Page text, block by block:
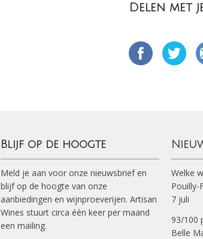
Delen met
Blijf op de hoogte
Meld je aan voor onze nieuwsbrief en
blijf op de hoogte van onze
aanbiedingen en wijnproeverijen. Artisan
Wines stuurt circa één keer per maand
een mailing.
Welke
Pouilly-
7 juli
93/100
Belle